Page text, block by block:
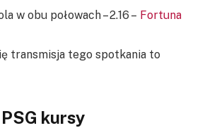
w obu połowach – 2.16 – Fortuna
transmisja tego spotkania to
kursy